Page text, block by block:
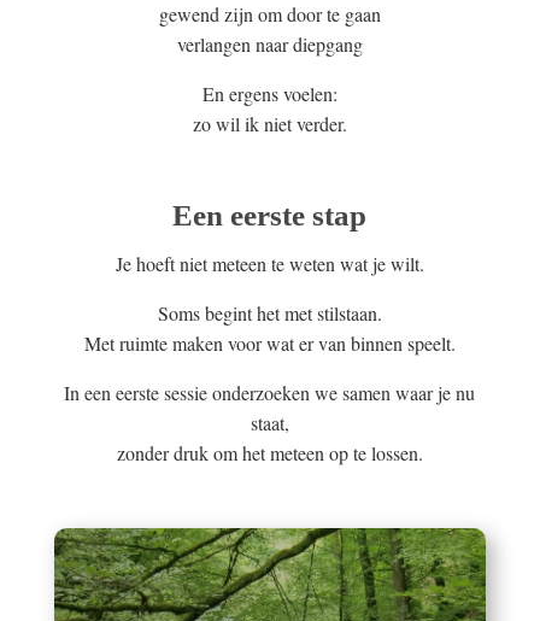
gewend zijn om door te gaan
verlangen naar diepgang
En ergens voelen:
zo wil ik niet verder.
Een eerste stap
Je hoeft niet meteen te weten wat je wilt.
Soms begint het met stilstaan.
Met ruimte maken voor wat er van binnen speelt.
In een eerste sessie onderzoeken we samen waar je nu
staat,
zonder druk om het meteen op te lossen.